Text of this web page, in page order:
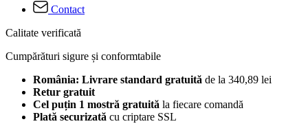
Contact
Calitate verificată
Cumpărături sigure și conformtabile
România: Livrare standard gratuită de la 340,89 lei
Retur gratuit
Cel puțin 1 mostră gratuită la fiecare comandă
Plată securizată cu criptare SSL